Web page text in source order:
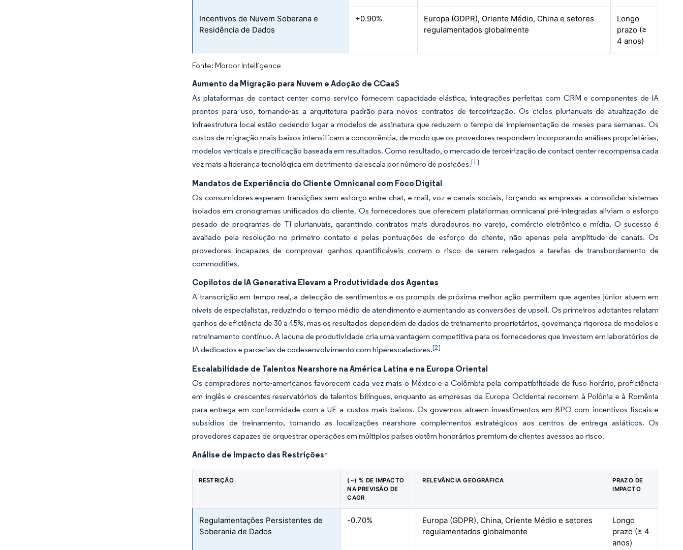
Incentivos de Nuvem Soberana e
Residência de Dados
+0.90%
Europa (GDPR), Oriente Médio, China e setores
regulamentados globalmente
Longo
prazo (≥
4 anos)
Fonte: Mordor Intelligence
Aumento da Migração para Nuvem e Adoção de CCaaS
As plataformas de contact center como serviço fornecem capacidade elástica, integrações perfeitas com CRM e componentes de IA
prontos para uso, tornando-as a arquitetura padrão para novos contratos de terceirização. Os ciclos plurianuais de atualização de
infraestrutura local estão cedendo lugar a modelos de assinatura que reduzem o tempo de implementação de meses para semanas. Os
custos de migração mais baixos intensificam a concorrência, de modo que os provedores respondem incorporando análises proprietárias,
modelos verticais e precificação baseada em resultados. Como resultado, o mercado de terceirização de contact center recompensa cada
vez mais a liderança tecnológica em detrimento da escala por número de posições.[1]
Mandatos de Experiência do Cliente Omnicanal com Foco Digital
Os consumidores esperam transições sem esforço entre chat, e-mail, voz e canais sociais, forçando as empresas a consolidar sistemas
isolados em cronogramas unificados do cliente. Os fornecedores que oferecem plataformas omnicanal pré-integradas aliviam o esforço
pesado de programas de TI plurianuais, garantindo contratos mais duradouros no varejo, comércio eletrônico e mídia. O sucesso é
avaliado pela resolução no primeiro contato e pelas pontuações de esforço do cliente, não apenas pela amplitude de canais. Os
provedores incapazes de comprovar ganhos quantificáveis correm o risco de serem relegados a tarefas de transbordamento de
commodities.
Copilotos de IA Generativa Elevam a Produtividade dos Agentes
A transcrição em tempo real, a detecção de sentimentos e os prompts de próxima melhor ação permitem que agentes júnior atuem em
níveis de especialistas, reduzindo o tempo médio de atendimento e aumentando as conversões de upsell. Os primeiros adotantes relatam
ganhos de eficiência de 30 a 45%, mas os resultados dependem de dados de treinamento proprietários, governança rigorosa de modelos e
retreinamento contínuo. A lacuna de produtividade cria uma vantagem competitiva para os fornecedores que investem em laboratórios de
IA dedicados e parcerias de codesenvolvimento com hiperescaladores.[2]
Escalabilidade de Talentos Nearshore na América Latina e na Europa Oriental
Os compradores norte-americanos favorecem cada vez mais o México e a Colômbia pela compatibilidade de fuso horário, proficiência
em inglês e crescentes reservatórios de talentos bilíngues, enquanto as empresas da Europa Ocidental recorrem à Polônia e à Romênia
para entrega em conformidade com a UE a custos mais baixos. Os governos atraem investimentos em BPO com incentivos fiscais e
subsídios de treinamento, tornando as localizações nearshore complementos estratégicos aos centros de entrega asiáticos. Os
provedores capazes de orquestrar operações em múltiplos países obtêm honorários premium de clientes avessos ao risco.
Análise de Impacto das Restrições*
RESTRIÇÃO
(~) % DE IMPACTO
NA PREVISÃO DE
CAGR
RELEVÂNCIA GEOGRÁFICA
PRAZO DE
IMPACTO
Regulamentações Persistentes de
Soberania de Dados
-0.70%
Europa (GDPR), China, Oriente Médio e setores
regulamentados globalmente
Longo
prazo (≥ 4
anos)